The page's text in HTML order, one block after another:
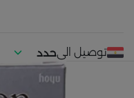
توصيل الىحدد
موقعك